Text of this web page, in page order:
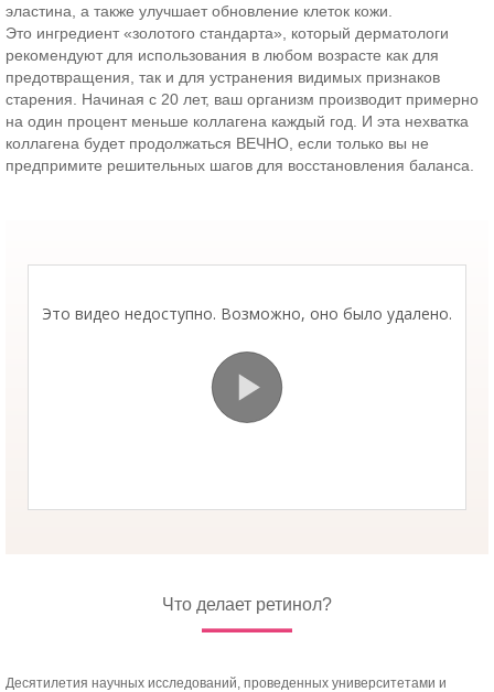
эластина, а также улучшает обновление клеток кожи.
Это ингредиент «золотого стандарта», который дерматологи
рекомендуют для использования в любом возрасте как для
предотвращения, так и для устранения видимых признаков
старения. Начиная с 20 лет, ваш организм производит примерно
на один процент меньше коллагена каждый год. И эта нехватка
коллагена будет продолжаться ВЕЧНО, если только вы не
предпримите решительных шагов для восстановления баланса.
Что делает ретинол?
Десятилетия научных исследований, проведенных университетами и